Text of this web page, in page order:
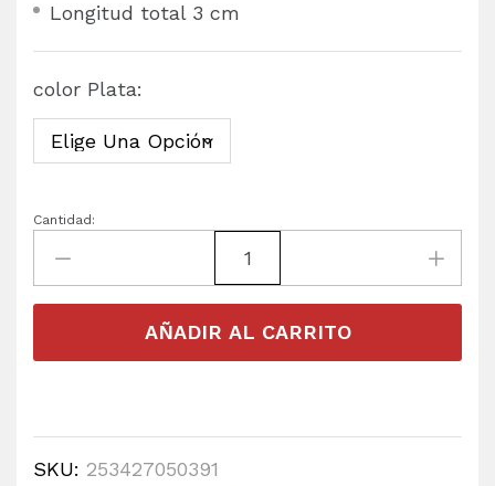
Longitud total 3 cm
color Plata:
Cantidad:
AÑADIR AL CARRITO
SKU: 253427050391